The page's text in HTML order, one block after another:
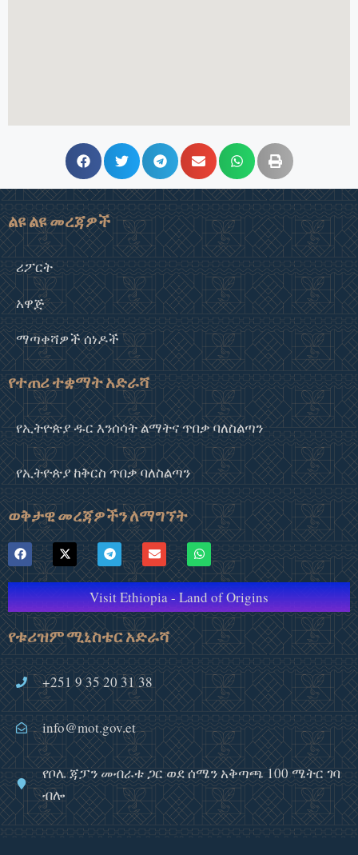
ልዩ ልዩ መረጃዎች
ሪፖርት
አዋጅ
ማጣቀሻዎች ሰነዶች
የተጠሪ ተቋማት አድራሻ
የኢትዮጵያ ዱር እንሰሳት ልማትና ጥበቃ ባለስልጣን
የኢትዮጵያ ከቅርስ ጥበቃ ባለስልጣን
ወቅታዊ መረጃዎችን ለማግኘት
Visit Ethiopia - Land of Origins
የቱሪዝም ሚኒስቴር አድራሻ
+251 9 35 20 31 38
info@mot.gov.et
የቦሌ ጃፓን መብራቱ ጋር ወደ ሰሜን አቅጣጫ 100 ሜትር ገባ
ብሎ